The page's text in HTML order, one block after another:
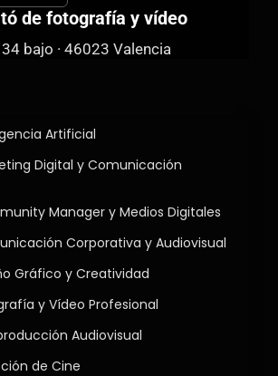
de fotografía y vídeo
bajo · 46023 Valencia
Artificial
Digital y Comunicación
Manager y Medios Digitales
Corporativa y Audiovisual
Gráfico y Creatividad
y Vídeo Profesional
Audiovisual
de Cine